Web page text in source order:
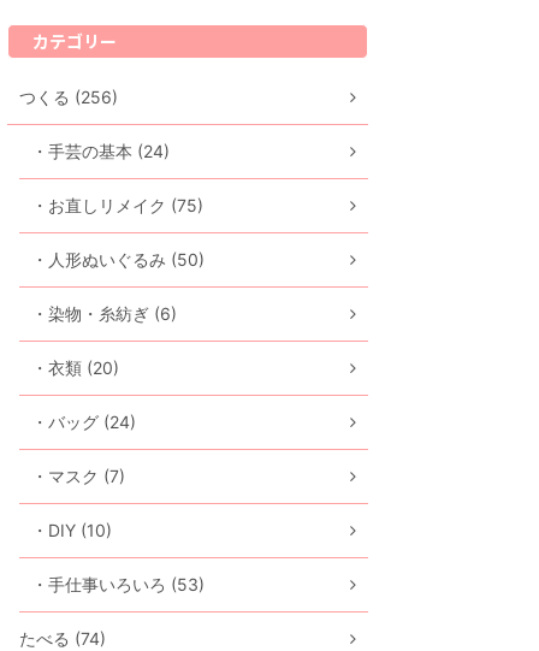
カテゴリー
つくる (256)
・手芸の基本 (24)
・お直しリメイク (75)
・人形ぬいぐるみ (50)
・染物・糸紡ぎ (6)
・衣類 (20)
・バッグ (24)
・マスク (7)
・DIY (10)
・手仕事いろいろ (53)
たべる (74)